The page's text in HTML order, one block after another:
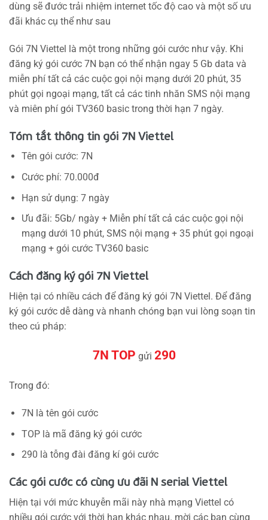
dùng sẽ đước trải nhiệm internet tốc độ cao và một số ưu
đãi khác cụ thể như sau
Gói 7N Viettel là một trong những gói cước như vậy. Khi
đăng ký gói cước 7N bạn có thể nhận ngay 5 Gb data và
miễn phí tất cả các cuộc gọi nội mạng dưới 20 phút, 35
phút gọi ngoại mạng, tất cả các tinh nhăn SMS nội mạng
và miên phí gói TV360 basic trong thời hạn 7 ngày.
Tóm tắt thông tin gói 7N Viettel
Tên gói cước: 7N
Cước phí: 70.000đ
Hạn sử dụng: 7 ngày
Ưu đãi: 5Gb/ ngày + Miễn phí tất cả các cuộc gọi nội
mạng dưới 10 phút, SMS nội mạng + 35 phút gọi ngoại
mạng + gói cước TV360 basic
Cách đăng ký gói 7N Viettel
Hiện tại có nhiều cách để đăng ký gói 7N Viettel. Để đăng
ký gói cước dễ dàng và nhanh chóng bạn vui lòng soạn tin
theo cú pháp:
7N TOP gửi 290
Trong đó:
7N là tên gói cước
TOP là mã đăng ký gói cước
290 là tỗng đài đăng kí gói cước
Các gói cước có cùng ưu đãi N serial Viettel
Hiện tại với mức khuyễn mãi này nhà mạng Viettel có
nhiều gói cước với thời hạn khác nhau. mời các bạn cùng